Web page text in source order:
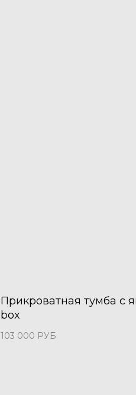
Прикроватная тумба с
box
103 000 РУБ